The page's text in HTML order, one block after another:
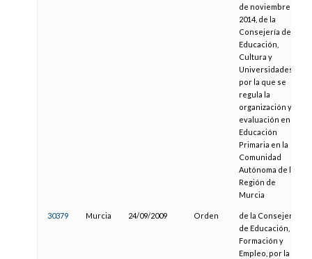
de noviembre de
2014, de la
Consejería de
Educación,
Cultura y
Universidades
por la que se
regula la
organización y la
evaluación en la
Educación
Primaria en la
Comunidad
Autónoma de la
Región de
Murcia
30379 Murcia 24/09/2009 Orden
de la Consejería
de Educación,
Formación y
Empleo, por la